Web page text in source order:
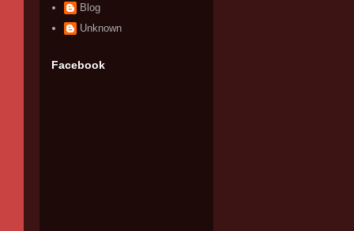
Blog
Unknown
Facebook